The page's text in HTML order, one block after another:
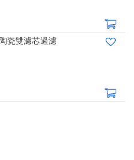
瓷雙濾芯過濾